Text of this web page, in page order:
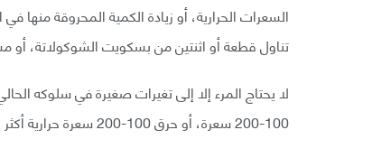
تناول قطعة أو اثنتين من بسكويت الشوكولاتة، أو مشي 10-20 دقيقة أكثر
لا يحتاج المرء إلا إلى تغيرات صغيرة في سلوكه
100-200 سعرة، أو حرق 100-200 سعرة حرارية أكثر كل يوم.